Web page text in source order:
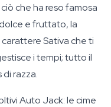
che ha reso famosa
e fruttato, la
Sativa che ti
i tempi; tutto il
razza.
Auto Jack: le cime